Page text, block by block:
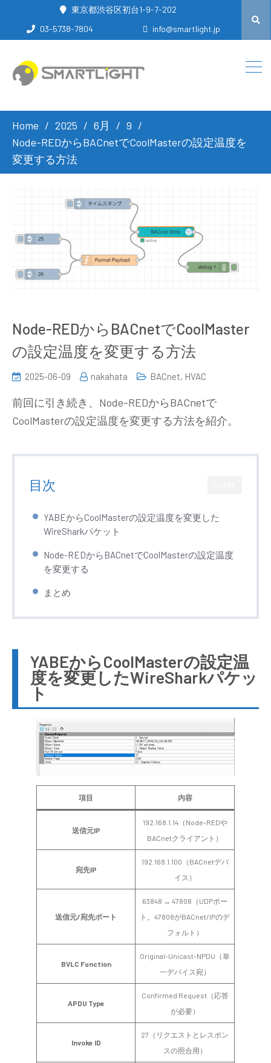
東京都渋谷区初台1-9-7-202
03-5738-7804
info@smartlight.jp
Home 2025 6月
9
Node-REDからBACnetでCoolMasterの設定温度を
変更する方法
Node-REDからBACnetでCoolMaster
の設定温度を変更する方法
2025-06-09 nakahata BACnet, HVAC
前回に引き続き、Node-REDからBACnetで
CoolMasterの設定温度を変更する方法を紹介。
目次
YABEからCoolMasterの設定温度を変更した
WireSharkパケット
Node-REDからBACnetでCoolMasterの設定温度
を変更する
まとめ
YABEからCoolMasterの設定温
度を変更したWireSharkパケッ
ト
項目 内容
送信元IP
192.168.1.14（Node-REDや
BACnetクライアント）
宛先IP
192.168.1.100（BACnetデバ
イス）
送信元/宛先ポート
63848 → 47808（UDPポー
ト。47808がBACnet/IPのデ
フォルト）
BVLC Function
Original-Unicast-NPDU（単
一デバイス宛）
APDU Type
Confirmed Request（応答
が必要）
Invoke ID
27（リクエストとレスポン
スの照合用）